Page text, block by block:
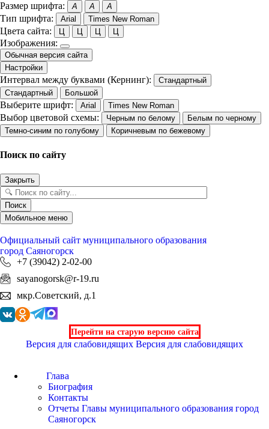
Размер шрифта: A A A
Тип шрифта: Arial Times New Roman
Цвета сайта: Ц Ц Ц Ц
Изображения:
Обычная версия сайта
Настройки
Интервал между буквами (Кернинг):
Стандартный
Стандартный
Большой
Выберите шрифт: Arial Times New Roman
Выбор цветовой схемы: Черным по белому
Белым по черному
Темно-синим по голубому
Коричневым по бежевому
Поиск по сайту
Закрыть
Поиск
Мобильное меню
Официальный сайт муниципального образования
город Саяногорск
+7 (39042) 2-02-00
sayanogorsk@r-19.ru
мкр.Советский, д.1
Перейти на старую версию сайта
Версия для слабовидящих Версия для слабовидящих
Глава
Биография
Контакты
Отчеты Главы муниципального образования город
Саяногорск